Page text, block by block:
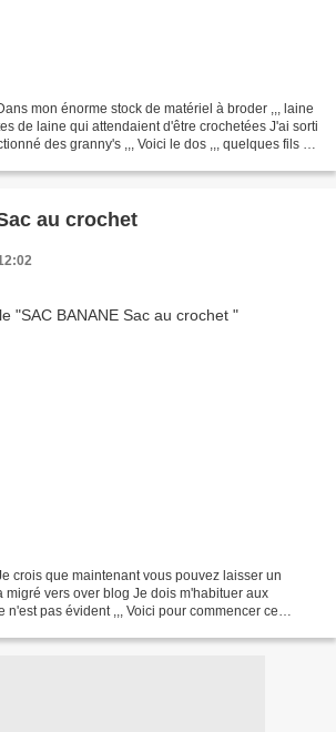
mon énorme stock de matériel à broder ,,, laine
de laine qui attendaient d'être crochetées J'ai sorti
des granny's ,,, Voici le dos ,,, quelques fils à
BANANE Sac au crochet
crois que maintenant vous pouvez laisser un
migré vers over blog Je dois m'habituer aux
n'est pas évident ,,, Voici pour commencer ce